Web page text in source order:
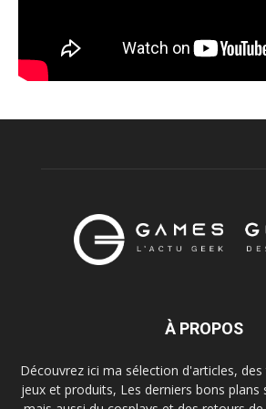
À PROPOS
Découvrez ici ma sélection d'articles,
jeux et produits, Les derniers bons plans